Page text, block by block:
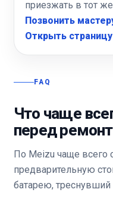
приезжать в тот
Позвонить
Открыть
FAQ
Что чаще
перед
По Meizu чаще всего
предварительную
батарею,